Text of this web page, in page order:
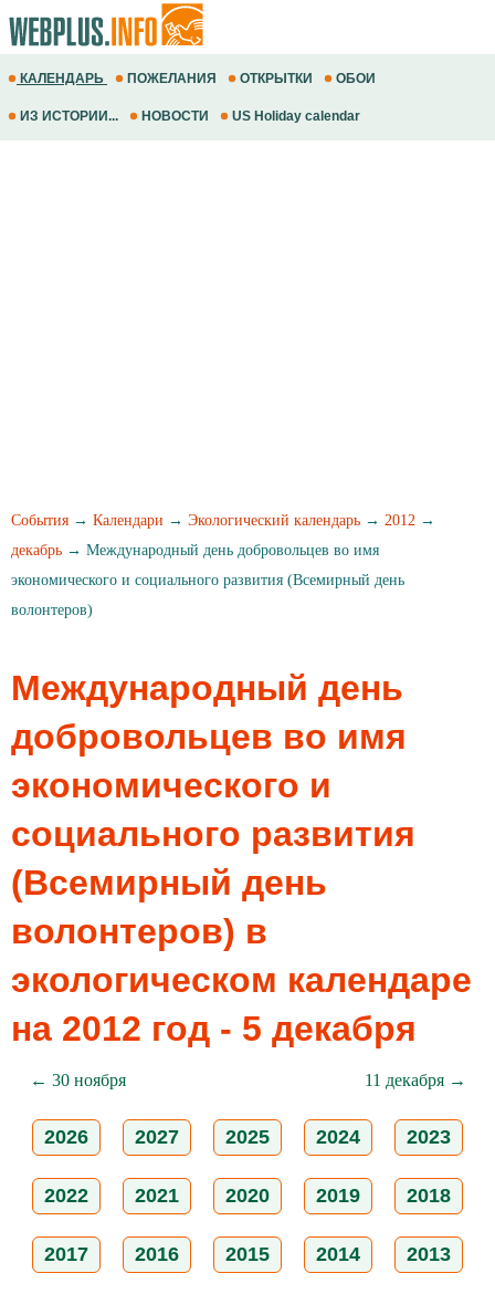
КАЛЕНДАРЬ ПОЖЕЛАНИЯ ОТКРЫТКИ ОБОИ
ИЗ ИСТОРИИ... НОВОСТИ US Holiday calendar
События → Календари → Экологический календарь → 2012 →
декабрь → Международный день добровольцев во имя
экономического и социального развития (Всемирный день
волонтеров)
Международный день
добровольцев во имя
экономического и
социального развития
(Всемирный день
волонтеров) в
экологическом календаре
на 2012 год - 5 декабря
← 30 ноября 11 декабря →
2026 2027 2025 2024 2023
2022 2021 2020 2019 2018
2017 2016 2015 2014 2013